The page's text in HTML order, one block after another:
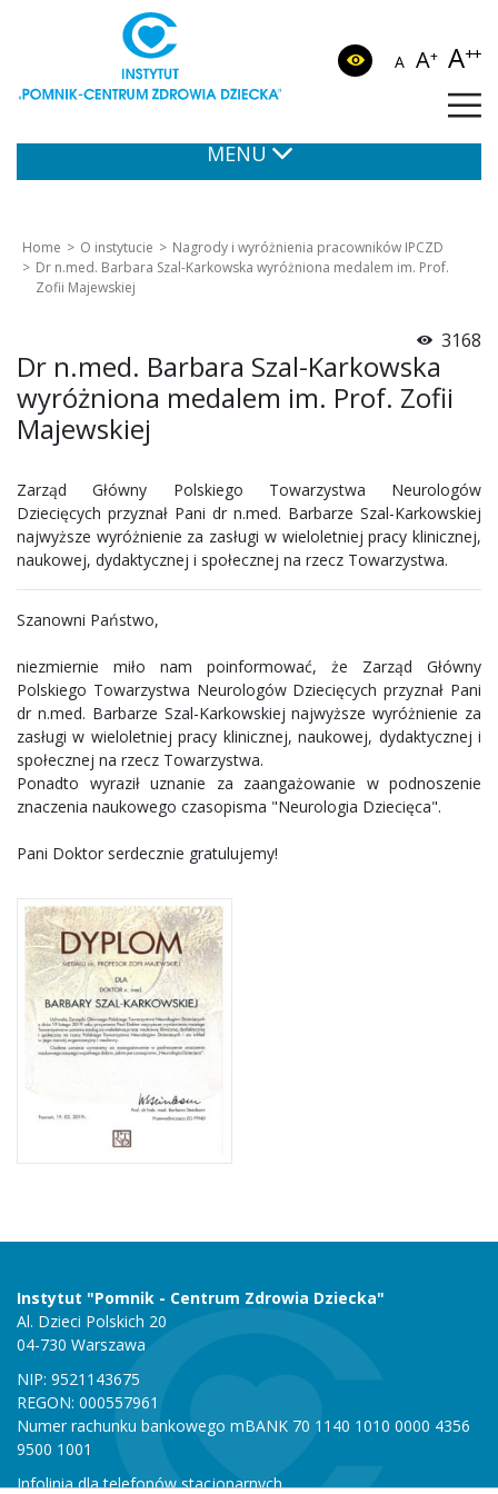
A A+ A++
MENU
Home O instytucie
Nagrody i wyróżnienia pracowników IPCZD
Dr n.med. Barbara Szal-Karkowska wyróżniona medalem im. Prof.
Zofii Majewskiej
3168
Dr n.med. Barbara Szal-Karkowska
wyróżniona medalem im. Prof. Zofii
Majewskiej
Zarząd Główny Polskiego Towarzystwa Neurologów
Dziecięcych przyznał Pani dr n.med. Barbarze Szal-Karkowskiej
najwyższe wyróżnienie za zasługi w wieloletniej pracy klinicznej,
naukowej, dydaktycznej i społecznej na rzecz Towarzystwa.
Szanowni Państwo,
niezmiernie miło nam poinformować, że Zarząd Główny
Polskiego Towarzystwa Neurologów Dziecięcych przyznał Pani
dr n.med. Barbarze Szal-Karkowskiej najwyższe wyróżnienie za
zasługi w wieloletniej pracy klinicznej, naukowej, dydaktycznej i
społecznej na rzecz Towarzystwa.
Ponadto wyraził uznanie za zaangażowanie w podnoszenie
znaczenia naukowego czasopisma "Neurologia Dziecięca".
Pani Doktor serdecznie gratulujemy!
Instytut "Pomnik - Centrum Zdrowia Dziecka"
Al. Dzieci Polskich 20
04-730 Warszawa
NIP: 9521143675
REGON: 000557961
Numer rachunku bankowego mBANK 70 1140 1010 0000 4356
9500 1001
Infolinia dla telefonów stacjonarnych